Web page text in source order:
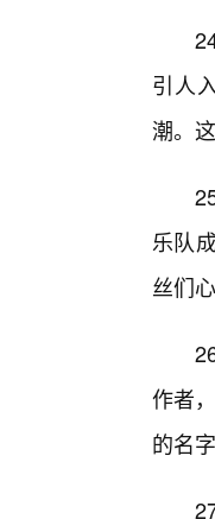
引人
潮。
乐队
丝们
作者
的名